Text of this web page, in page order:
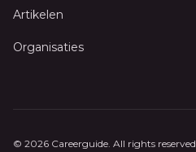
Artikelen
Organisaties
© 2026 Careerguide. All rights reserved.